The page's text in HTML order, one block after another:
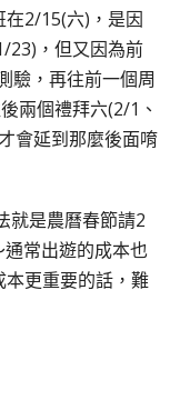
2/15(六)，是因
23)，但又因為前
驗，再往前一個周
兩個禮拜六(2/1、
會延到那麼後面唷
就是農曆春節請2
常出遊的成本也
更重要的話，難